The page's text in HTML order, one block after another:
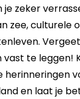
zeker
zee, culturele
te leggen!
en laat je